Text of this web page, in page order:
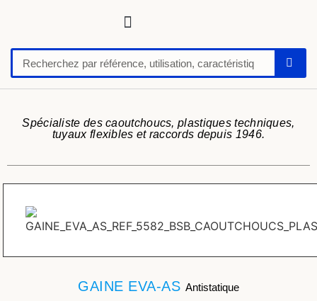
Spécialiste des caoutchoucs, plastiques techniques,
tuyaux flexibles et raccords depuis 1946.
GAINE EVA-AS Antistatique